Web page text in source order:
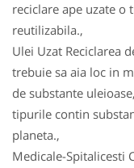
reciclare ape uzate o
reutilizabila.,
Ulei Uzat Reciclarea
trebuie sa aia loc in
de substante
tipurile contin
planeta.,
Medicale-Spitalicesti